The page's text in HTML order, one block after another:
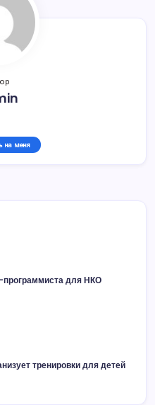
на меня
программиста для НКО
тренировки для детей